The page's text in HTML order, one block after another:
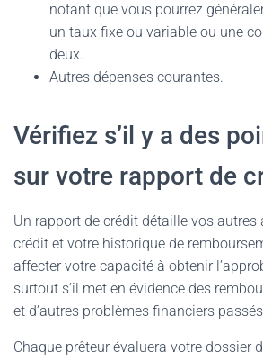
notant que vous pourrez
un taux fixe ou variable ou une
deux.
Autres dépenses courantes.
Vérifiez s’il y a des
sur votre rapport de
Un rapport de crédit détaille vos autres
crédit et votre historique de
affecter votre capacité à obtenir
surtout s’il met en évidence des
et d’autres problèmes financiers
Chaque prêteur évaluera votre dossier